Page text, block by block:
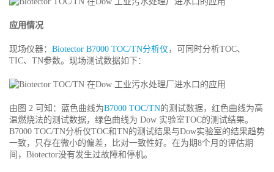
应用情况
现场仪器： Biotector B7000 TOC/TN分析仪 ，可同时分析TOC、
TIC、TN参数。现场测试数据如下：
由图 2 可知：蓝色曲线为B7000 TOC/TN的测试数据，红色曲线为高
温燃烧法的测试数据，绿色曲线为 Dow 实验室TOC的测试结果。
B7000 TOC/TN分析仪TOC和TN的测试结果与Dow实验室的结果趋势
一致，只存在微小的偏差，比对一致性好。在为期8个月的评估期
间，Biotector没有发生过故障和停机。